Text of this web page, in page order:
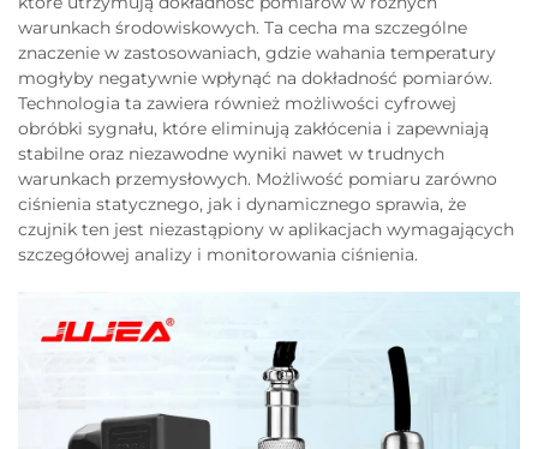
warunkach środowiskowych. Ta cecha ma szczególne
znaczenie w zastosowaniach, gdzie wahania temperatury
mogłyby negatywnie wpłynąć na dokładność pomiarów.
Technologia ta zawiera również możliwości cyfrowej
obróbki sygnału, które eliminują zakłócenia i zapewniają
stabilne oraz niezawodne wyniki nawet w trudnych
warunkach przemysłowych. Możliwość pomiaru zarówno
ciśnienia statycznego, jak i dynamicznego sprawia, że
czujnik ten jest niezastąpiony w aplikacjach wymagających
szczegółowej analizy i monitorowania ciśnienia.